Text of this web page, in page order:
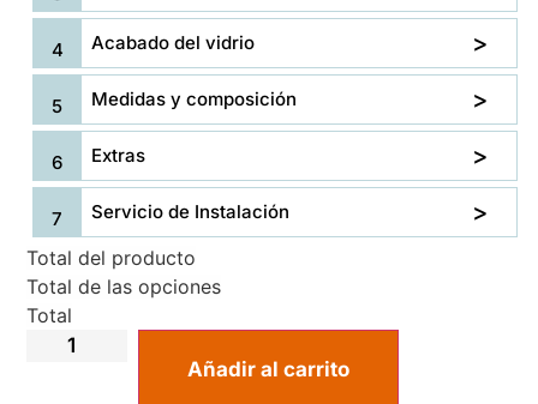
Acabado del vidrio
Medidas y composición
Extras
Servicio de Instalación
Total del producto
Total de las opciones
Total
Añadir al carrito